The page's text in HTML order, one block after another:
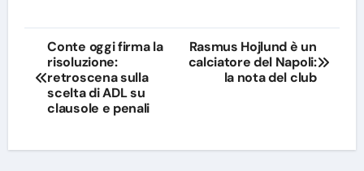
Navigazione
articoli
Conte oggi firma la
risoluzione:
retroscena sulla
scelta di ADL su
clausole e penali
Rasmus Hojlund è un
calciatore del Napoli:
la nota del club